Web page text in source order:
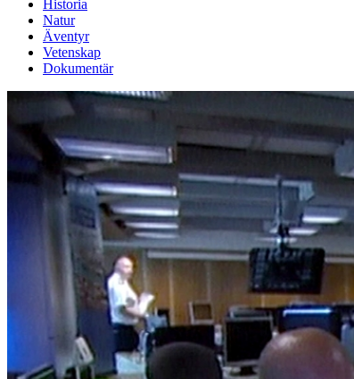
Historia
Natur
Äventyr
Vetenskap
Dokumentär